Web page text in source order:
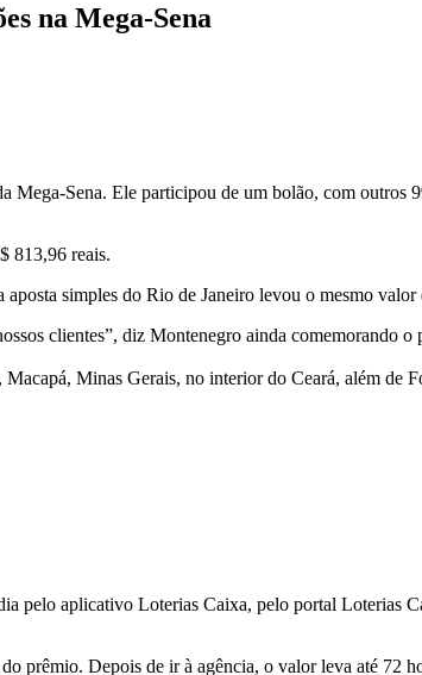
na Mega-Sena
Sena. Ele participou de um bolão, com outros
813,96 reais.
simples do Rio de Janeiro levou o mesmo valor
clientes”, diz Montenegro ainda comemorando
Minas Gerais, no interior do Ceará, além de
pelo aplicativo Loterias Caixa, pelo portal Loterias
prêmio. Depois de ir à agência, o valor leva até 72